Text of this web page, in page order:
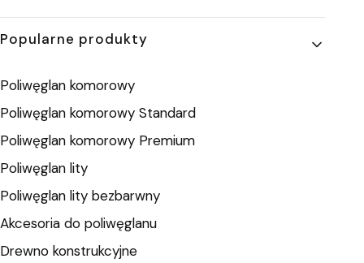
Popularne produkty
Poliwęglan komorowy
Poliwęglan komorowy Standard
Poliwęglan komorowy Premium
Poliwęglan lity
Poliwęglan lity bezbarwny
Akcesoria do poliwęglanu
Drewno konstrukcyjne